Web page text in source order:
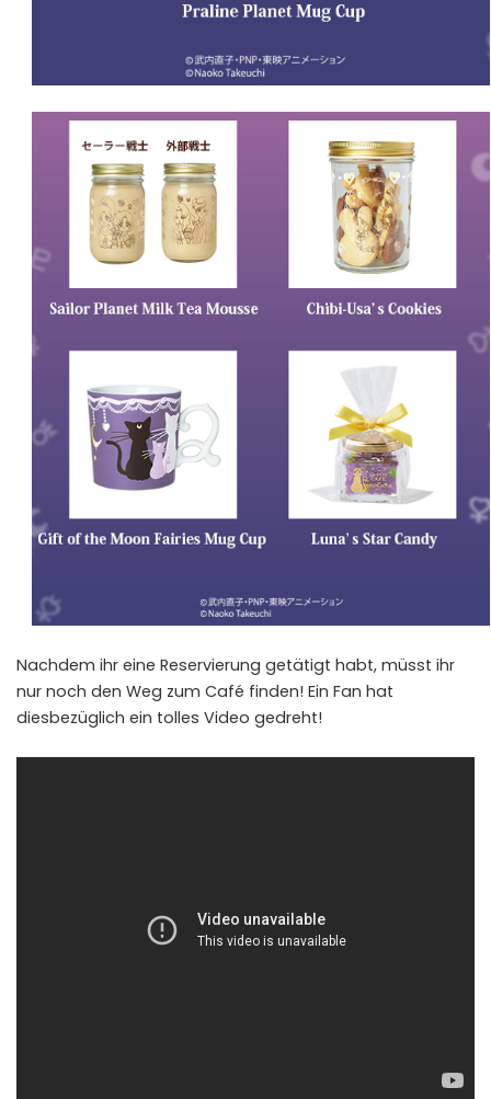
Nachdem ihr eine Reservierung getätigt habt, müsst ihr
nur noch den Weg zum Café finden! Ein Fan hat
diesbezüglich ein tolles Video gedreht!